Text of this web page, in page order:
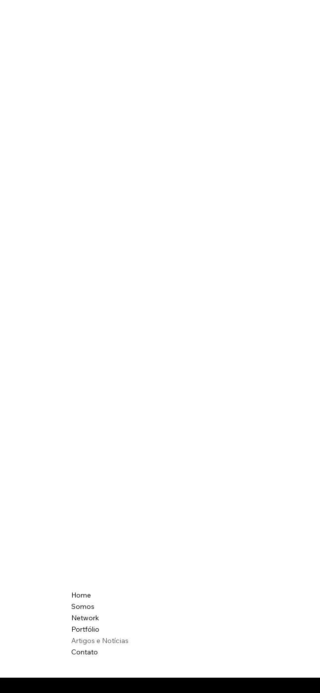
Home
Somos
Network
Portfólio
Artigos e Notícias
Contato